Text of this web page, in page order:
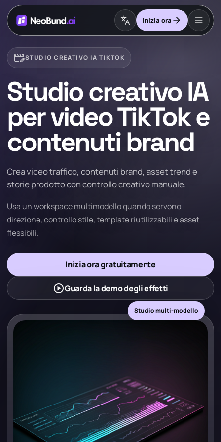
Inizia ora
movie_editSTUDIO CREATIVO IA TIKTOK
Studio creativo IA
per video TikTok e
contenuti brand
Crea video traffico, contenuti brand, asset trend e
storie prodotto con controllo creativo manuale.
Usa un workspace multimodello quando servono
direzione, controllo stile, template riutilizzabili e asset
flessibili.
Inizia ora gratuitamente
play_circleGuarda la demo degli effetti
Studio multi-modello